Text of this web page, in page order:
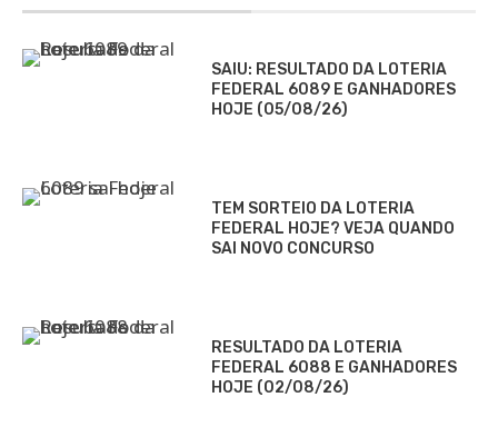
SAIU: RESULTADO DA LOTERIA
FEDERAL 6089 E GANHADORES
HOJE (05/08/26)
TEM SORTEIO DA LOTERIA
FEDERAL HOJE? VEJA QUANDO
SAI NOVO CONCURSO
RESULTADO DA LOTERIA
FEDERAL 6088 E GANHADORES
HOJE (02/08/26)